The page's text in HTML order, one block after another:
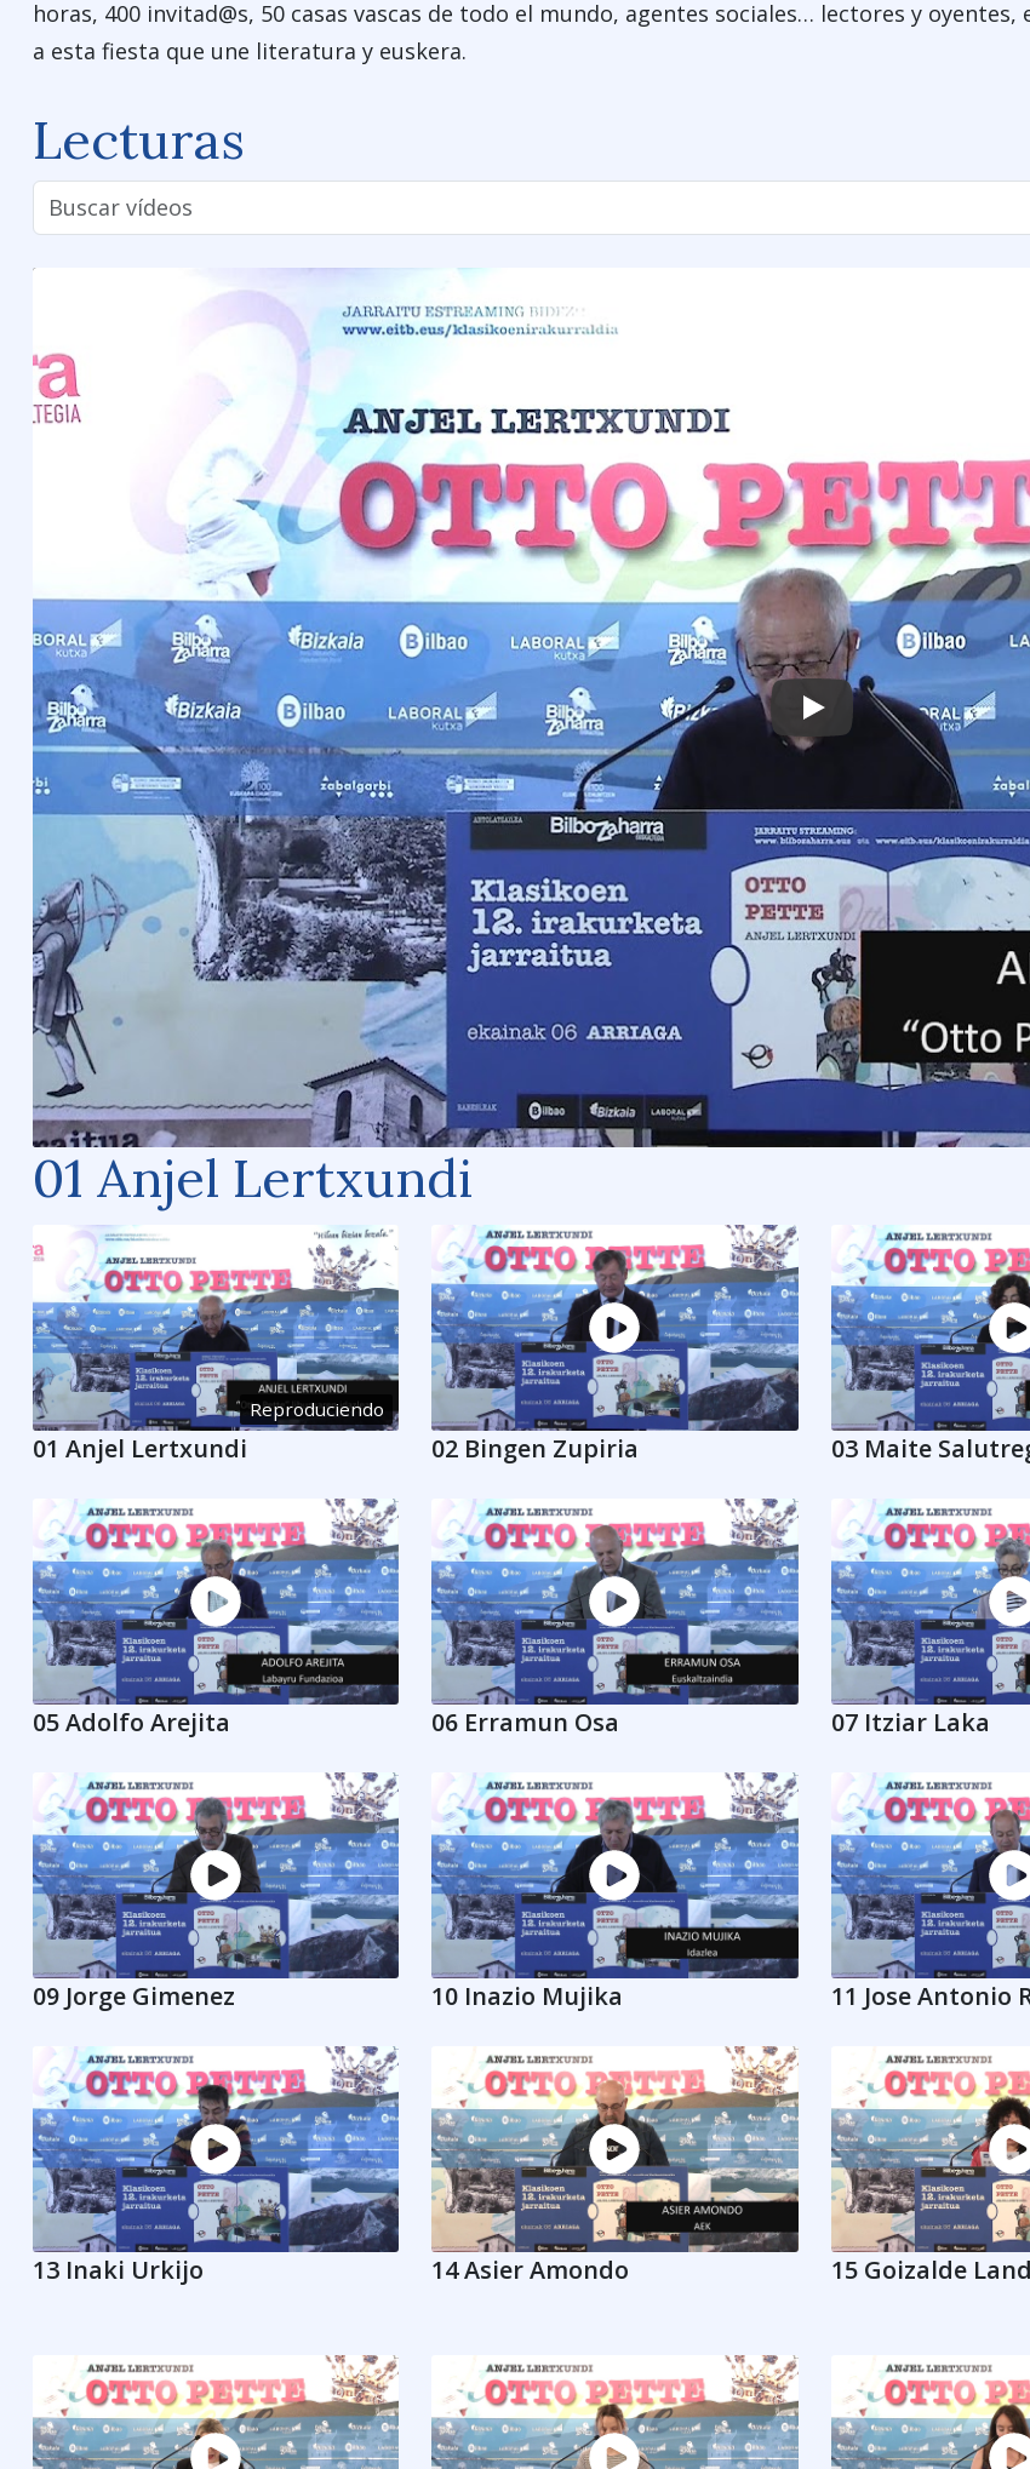
horas, 400 invitad@s, 50 casas vascas de todo el mundo, agentes sociales… lectores y oyentes,
a esta fiesta que une literatura y euskera.
Lecturas
01 Anjel Lertxundi
Reproduciendo
01 Anjel Lertxundi 02 Bingen Zupiria 03 Maite
05 Adolfo Arejita 06 Erramun Osa 07 Itziar Laka
09 Jorge Gimenez 10 Inazio Mujika 11 Jose Antonio
13 Inaki Urkijo 14 Asier Amondo 15 Goizalde